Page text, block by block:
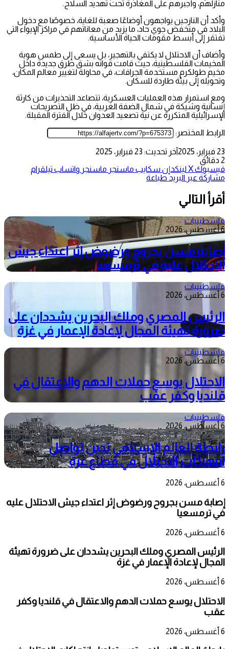
منازلهم، وأجبرهم على المغادرة تحت تهديد السلاح.
وأكد أن النازحين يواجهون أوضاعًا صعبة للغاية، خصوصًا مع دخول
البلاد في منخفض جوي حاد، ما يزيد من معاناتهم في مراكز الإيواء التي
تفتقر إلى أبسط مقومات الحياة الأساسية.
وأضاف أن الاحتلال لا يكتفي بالتهجير، بل يسعى إلى طمس هوية
المخيمات الفلسطينية، حيث قامت قواته بشق طرق جديدة داخل
مخيم طولكرم مستخدمة الجرافات، في محاولة لتغيير معالم المكان،
وتحويله إلى بيئة طاردة للسكان.
ومع استمرار هذه العمليات العسكرية، تتصاعد التحذيرات من كارثة
إنسانية وشيكة في شمال الضفة الغربية، في ظل التصريحات
الإسرائيلية المتكررة عن نية تصعيد العدوان خلال الفترة المقبلة.
الرابط المختصر:
23 فبراير، 2025
آخر تحديث: 23 فبراير، 2025
2 دقائق
فيسبوك‫Xلينكدإن سكايب ماسنجر ماسنجر واتساب تيلقرام
مشاركة عبر البريد طباعة
أقرأ التالي
فلسطينيات
6 أغسطس، 2026
إصابة مسن بجروح ورضوض إثر اعتداء جيش
الاحتلال عليه في ترمسعيا
فلسطينيات
6 أغسطس، 2026
الرئيس المصري وملك البحرين يشددان على
ضرورة تهيئة المجال لإعادة الإعمار في غزة
فلسطينيات
6 أغسطس، 2026
الاحتلال يوسع حملات الدهم والاعتقال في
قلنديا وكفر عقب
فلسطينيات
6 أغسطس، 2026
رابطة العالم الإسلامي تدين تواصل
انتهاكات الاحتلال في قطاع غزة
6 أغسطس، 2026
إصابة مسن بجروح ورضوض إثر اعتداء جيش الاحتلال عليه
في ترمسعيا
6 أغسطس، 2026
الرئيس المصري وملك البحرين يشددان على ضرورة تهيئة
المجال لإعادة الإعمار في غزة
6 أغسطس، 2026
الاحتلال يوسع حملات الدهم والاعتقال في قلنديا وكفر
عقب
6 أغسطس، 2026